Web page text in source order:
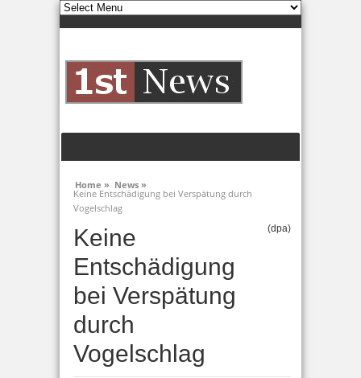
Home » News »
Keine Entschädigung bei Verspätung durch
Vogelschlag
Keine
Entschädigung
bei Verspätung
durch
Vogelschlag
(dpa)